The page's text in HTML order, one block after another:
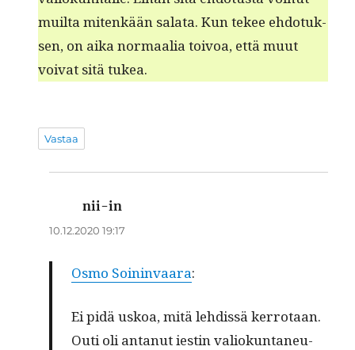
muil­ta mitenkään sala­ta. Kun tekee ehdo­tuk­
sen, on aika nor­maalia toivoa, että muut
voivat sitä tukea.
Vastaa
nii-in
10.12.2020 19:17
Osmo Soin­in­vaara:
Ei pidä uskoa, mitä lehdis­sä ker­ro­taan.
Outi oli antanut iestin valiokun­ta­neu­